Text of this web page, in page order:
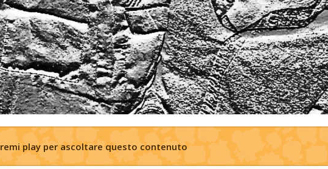
Premi play per ascoltare questo contenuto